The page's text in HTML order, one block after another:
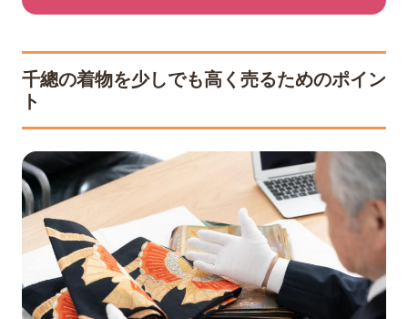
千總の着物を少しでも高く売るためのポイン
ト